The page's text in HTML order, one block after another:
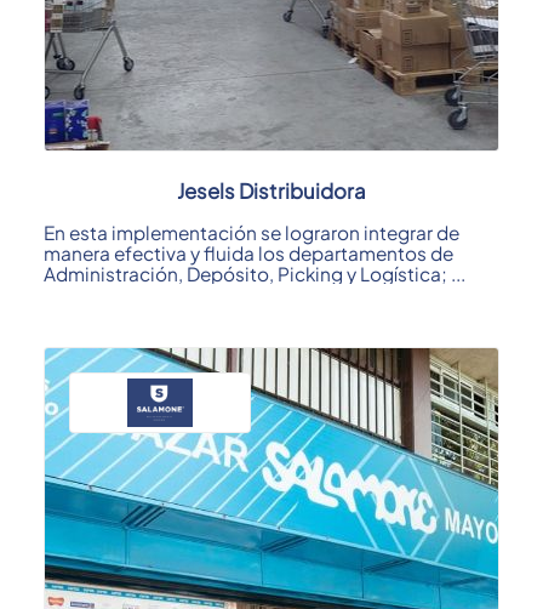
Jesels Distribuidora
En esta implementación se lograron integrar de
manera efectiva y fluida los departamentos de
Administración, Depósito, Picking y Logística; ...